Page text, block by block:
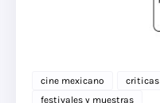
cine mexicano criticas
festivales y muestras